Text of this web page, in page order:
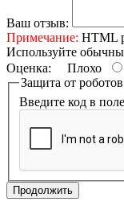
Ваш отзыв:
Примечание: HTML
Используйте
Оценка: Плохо
Защита от роботов
Введите код в
Продолжить